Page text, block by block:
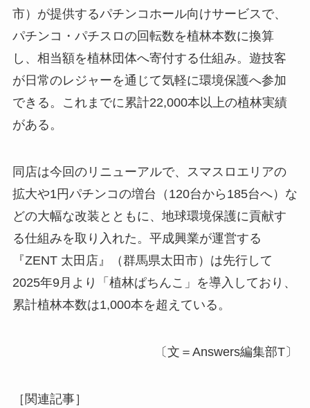
市）が提供するパチンコホール向けサービスで、
パチンコ・パチスロの回転数を植林本数に換算
し、相当額を植林団体へ寄付する仕組み。遊技客
が日常のレジャーを通じて気軽に環境保護へ参加
できる。これまでに累計22,000本以上の植林実績
がある。
同店は今回のリニューアルで、スマスロエリアの
拡大や1円パチンコの増台（120台から185台へ）な
どの大幅な改装とともに、地球環境保護に貢献す
る仕組みを取り入れた。平成興業が運営する
『ZENT 太田店』（群馬県太田市）は先行して
2025年9月より「植林ぱちんこ」を導入しており、
累計植林本数は1,000本を超えている。
〔文＝Answers編集部T〕
［関連記事］